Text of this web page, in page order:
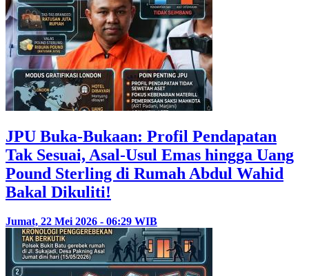
JPU Buka-Bukaan: Profil Pendapatan
Tak Sesuai, Asal-Usul Emas hingga Uang
Pound Sterling di Rumah Abdul Wahid
Bakal Dikuliti!
Jumat, 22 Mei 2026 - 06:29 WIB